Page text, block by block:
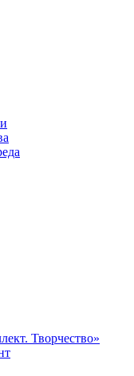
Творчество»